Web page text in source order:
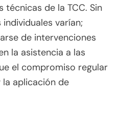
de la TCC. Sin
varían;
de intervenciones
la asistencia a las
el compromiso regular
la aplicación de